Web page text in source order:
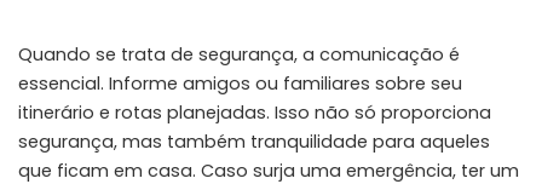
Quando se trata de segurança, a comunicação é
essencial. Informe amigos ou familiares sobre seu
itinerário e rotas planejadas. Isso não só proporciona
segurança, mas também tranquilidade para aqueles
que ficam em casa. Caso surja uma emergência, ter um